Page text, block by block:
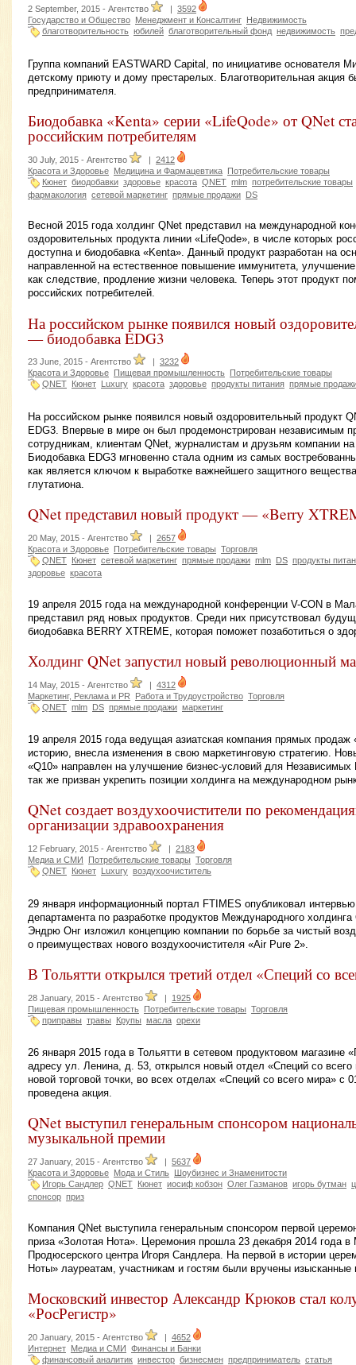
2 September, 2015 - Агентство
3592
Государство и Общество Менеджмент и Консалтинг
Недвижимость
благотворительность юбилей благотворительный фонд недвижимость
Группа компаний EASTWARD Capital, по инициативе основателя
детскому приюту и дому престарелых. Благотворительная акция
предпринимателя.
Биодобавка «Kenta» серии «LifeQode» от QNet
российским потребителям
30 July, 2015 - Агентство | 2412
Красота и Здоровье Медицина и Фармацевтика Потребительские товары
Кюнет биодобавки здоровье красота QNET mlm потребительские товары
фармакология сетевой маркетинг прямые продажи DS
Весной 2015 года холдинг QNet представил на международной
оздоровительных продукта линии «LifeQode», в числе которых
доступна и биодобавка «Kenta». Данный продукт разработан на
направленной на естественное повышение иммунитета,
как следствие, продление жизни человека. Теперь этот продукт
российских потребителей.
На российском рынке появился новый
— биодобавка EDG3
23 June, 2015 - Агентство
3232
Красота и Здоровье
Пищевая промышленность
Потребительские товары
QNET
Кюнет Luxury красота здоровье продукты питания прямые
На российском рынке появился новый оздоровительный продукт
EDG3. Впервые в мире он был продемонстрирован независимым
сотрудникам, клиентам QNet, журналистам и друзьям компании
Биодобавка EDG3 мгновенно стала одним из самых
как является ключом к выработке важнейшего защитного
глутатиона.
QNet представил новый продукт — «Berry
20 May, 2015 - Агентство | 2657
Красота и Здоровье Потребительские товары Торговля
QNET Кюнет сетевой маркетинг прямые продажи mlm DS продукты
здоровье красота
19 апреля 2015 года на международной конференции V-CON в
представил ряд новых продуктов. Среди них присутствовал
биодобавка BERRY XTREME, которая поможет позаботиться о
Холдинг QNet запустил новый революционный
14 May, 2015 - Агентство | 4312
Маркетинг, Реклама и PR
Работа и Трудоустройство Торговля
QNET mlm DS прямые продажи маркетинг
19 апреля 2015 года ведущая азиатская компания прямых продаж
историю, внесла изменения в свою маркетинговую стратегию.
«Q10» направлен на улучшение бизнес-условий для Независимых
так же призван укрепить позиции холдинга на международном
QNet создает воздухоочистители по
организации здравоохранения
12 February, 2015 - Агентство | 2183
Медиа и СМИ
Потребительские товары Торговля
QNET Кюнет Luxury воздухоочиститель
29 января информационный портал FTIMES опубликовал
департамента по разработке продуктов Международного
Эндрю Онг изложил концепцию компании по борьбе за чистый
о преимуществах нового воздухоочистителя «Air Pure 2».
В Тольятти открылся третий отдел «Специй со
28 January, 2015 - Агентство | 1925
Пищевая промышленность Потребительские товары Торговля
приправы травы Крупы масла орехи
26 января 2015 года в Тольятти в сетевом продуктовом магазине
адресу ул. Ленина, д. 53, открылся новый отдел «Специй со
новой торговой точки, во всех отделах «Специй со всего мира» с
проведена акция.
QNet выступил генеральным спонсором
музыкальной премии
27 January, 2015 - Агентство | 5637
Красота и Здоровье Мода и Стиль Шоубизнес и Знаменитости
Игорь Сандлер QNET Кюнет иосиф кобзон Олег Газманов игорь бутман
спонсор приз
Компания QNet выступила генеральным спонсором первой
приза «Золотая Нота». Церемония прошла 23 декабря 2014 года в
Продюсерского центра Игоря Сандлера. На первой в истории
Ноты» лауреатам, участникам и гостям были вручены изысканные
Московский инвестор Александр Крюков стал
«РосРегистр»
20 January, 2015 - Агентство | 4652
Интернет Медиа и СМИ Финансы и Банки
финансовый аналитик инвестор бизнесмен предприниматель статья